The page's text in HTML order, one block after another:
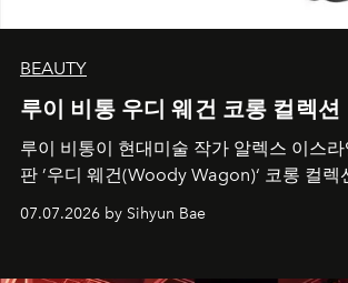
BEAUTY
루이 비통 우디 웨건 코롱 컬렉션
루이 비통이 현대미술 작가 알렉스 이스
판 ’우디 웨건(Woody Wagon)‘ 코롱 컬렉
07.07.2026 by Sihyun Bae